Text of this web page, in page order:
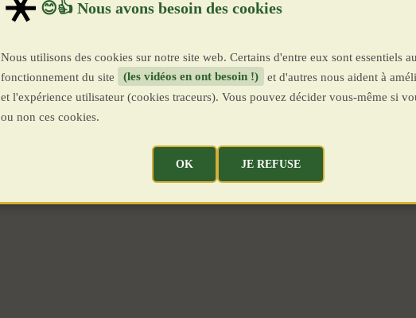
Clics : 554
Nous utilisons des cookies sur notre site web. Certains d'entre eux sont essentiels au
fonctionnement du site
(les vidéos en ont besoin !)
et d'autres nous aident à
et l'expérience utilisateur (cookies traceurs). Vous pouvez décider vous-même si
ou non ces cookies.
OK JE REFUSE